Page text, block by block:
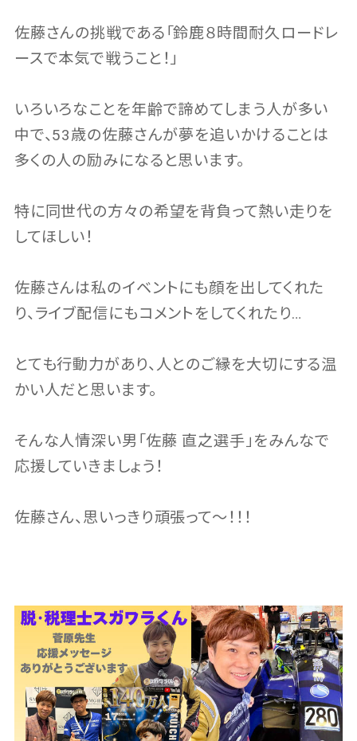
佐藤さんの挑戦である「鈴鹿８時間耐久ロードレ
ースで本気で戦うこと！」
いろいろなことを年齢で諦めてしまう人が多い
中で、53歳の佐藤さんが夢を追いかけることは
多くの人の励みになると思います。
特に同世代の方々の希望を背負って熱い走りを
してほしい！
佐藤さんは私のイベントにも顔を出してくれた
り、ライブ配信にもコメントをしてくれたり…
とても行動力があり、人とのご縁を大切にする温
かい人だと思います。
そんな人情深い男「佐藤 直之選手」をみんなで
応援していきましょう！
佐藤さん、思いっきり頑張って〜！！！